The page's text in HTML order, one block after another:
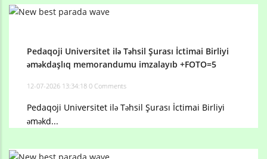
Pedaqoji Universitet ilə Təhsil Şurası İctimai Birliyi
əməkdaşlıq memorandumu imzalayıb +FOTO=5
12-07-2026 13:34:18 0 Comments
Pedaqoji Universitet ilə Təhsil Şurası İctimai Birliyi
əməkd...